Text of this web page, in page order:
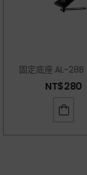
固定底座 AL-28B
NT$280